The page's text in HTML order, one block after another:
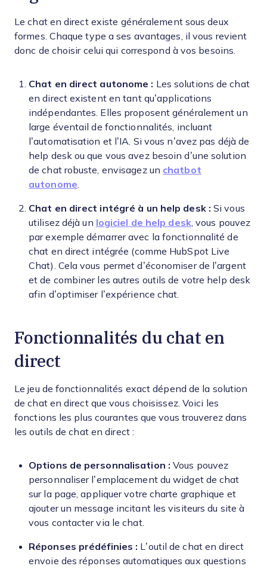
Le chat en direct existe généralement sous deux
formes. Chaque type a ses avantages, il vous revient
donc de choisir celui qui correspond à vos besoins.
Chat en direct autonome : Les solutions de chat
en direct existent en tant qu’applications
indépendantes. Elles proposent généralement un
large éventail de fonctionnalités, incluant
l’automatisation et l’IA. Si vous n’avez pas déjà de
help desk ou que vous avez besoin d’une solution
de chat robuste, envisagez un chatbot
autonome
Chat en direct intégré à un help desk :Si vous
utilisez déjà un logiciel de help desk, vous pouvez
par exemple démarrer avec la fonctionnalité de
chat en direct intégrée (comme HubSpot Live
Chat). Cela vous permet d’économiser de l’argent
et de combiner les autres outils de votre help desk
afin d’optimiser l’expérience chat.
Fonctionnalités du chat en
direct
Le jeu de fonctionnalités exact dépend de la solution
de chat en direct que vous choisissez. Voici les
fonctions les plus courantes que vous trouverez dans
les outils de chat en direct :
Options de personnalisation : Vous pouvez
personnaliser l’emplacement du widget de chat
sur la page, appliquer votre charte graphique et
ajouter un message incitant les visiteurs du site à
vous contacter via le chat.
Réponses prédéfinies : L’outil de chat en direct
envoie des réponses automatiques aux questions